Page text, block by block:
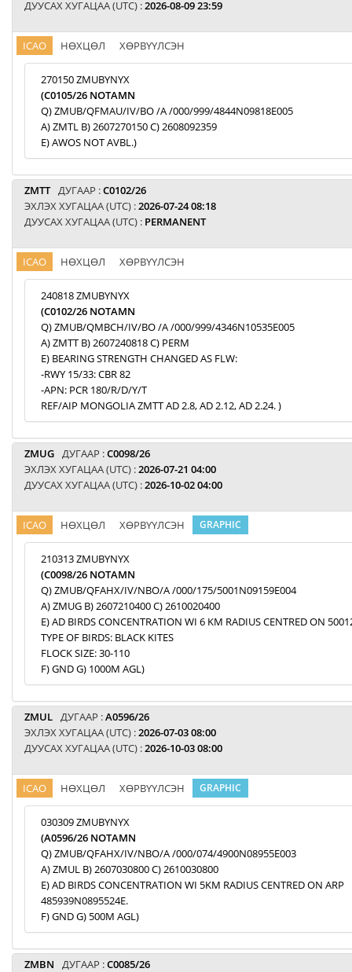
ДУУСАХ ХУГАЦАА (UTC) :2026-08-09 23:59
ICAO НӨХЦӨЛ ХӨРВҮҮЛСЭН
270150 ZMUBYNYX
(C0105/26 NOTAMN
Q) ZMUB/QFMAU/IV/BO /A /000/999/4844N09818E005
A) ZMTL B) 2607270150 C) 2608092359
E) AWOS NOT AVBL.)
ZMTT ДУГААР :C0102/26
ЭХЛЭХ ХУГАЦАА (UTC) :2026-07-24 08:18
ДУУСАХ ХУГАЦАА (UTC) : PERMANENT
ICAO НӨХЦӨЛ ХӨРВҮҮЛСЭН
240818 ZMUBYNYX
(C0102/26 NOTAMN
Q) ZMUB/QMBCH/IV/BO /A /000/999/4346N10535E005
A) ZMTT B) 2607240818 C) PERM
E) BEARING STRENGTH CHANGED AS FLW:
-RWY 15/33: CBR 82
-APN: PCR 180/R/D/Y/T
REF/AIP MONGOLIA ZMTT AD 2.8, AD 2.12, AD 2.24. )
ZMUG ДУГААР :C0098/26
ЭХЛЭХ ХУГАЦАА (UTC) :2026-07-21 04:00
ДУУСАХ ХУГАЦАА (UTC) :2026-10-02 04:00
ICAO НӨХЦӨЛ ХӨРВҮҮЛСЭН GRAPHIC
210313 ZMUBYNYX
(C0098/26 NOTAMN
Q) ZMUB/QFAHX/IV/NBO/A /000/175/5001N09159E004
A) ZMUG B) 2607210400 C) 2610020400
E) AD BIRDS CONCENTRATION WI 6 KM RADIUS CENTRED ON
TYPE OF BIRDS: BLACK KITES
FLOCK SIZE: 30-110
F) GND G) 1000M AGL)
ZMUL ДУГААР :A0596/26
ЭХЛЭХ ХУГАЦАА (UTC) :2026-07-03 08:00
ДУУСАХ ХУГАЦАА (UTC) :2026-10-03 08:00
ICAO НӨХЦӨЛ ХӨРВҮҮЛСЭН GRAPHIC
030309 ZMUBYNYX
(A0596/26 NOTAMN
Q) ZMUB/QFAHX/IV/NBO/A /000/074/4900N08955E003
A) ZMUL B) 2607030800 C) 2610030800
E) AD BIRDS CONCENTRATION WI 5KM RADIUS CENTRED ON ARP
485939N0895524E.
F) GND G) 500M AGL)
ZMBN ДУГААР :C0085/26